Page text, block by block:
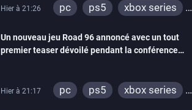
Hier à 21:26 pc ps5
xbox series
xbox one
switch 2
Un nouveau jeu Road 96 annoncé avec un tout
premier teaser dévoilé pendant la conférence
Hier à 21:17 pc ps5
xbox series